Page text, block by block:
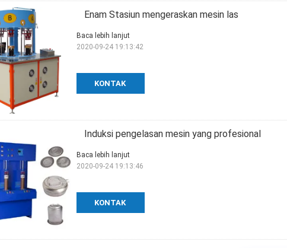
Enam Stasiun mengeraskan mesin las
KONTAK
Baca lebih lanjut
2020-09-24 19:13:42
Induksi pengelasan mesin yang profesional
KONTAK
Baca lebih lanjut
2020-09-24 19:13:46